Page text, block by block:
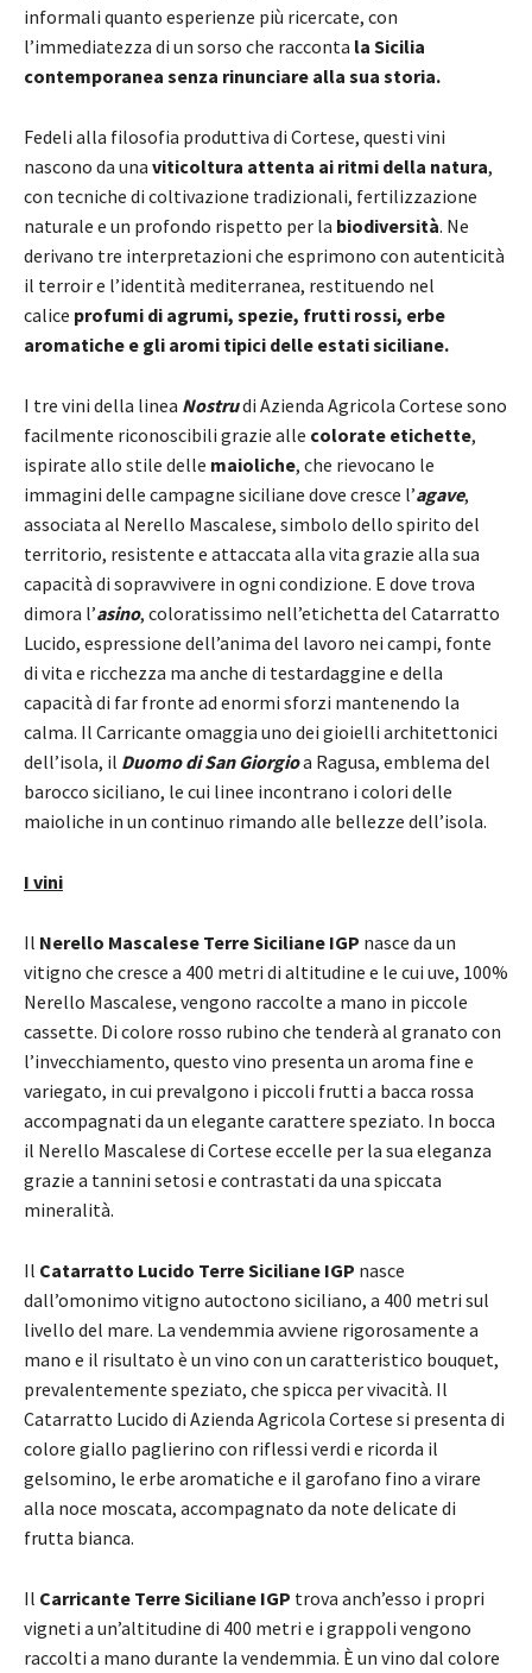
informali quanto esperienze più ricercate, con
l’immediatezza di un sorso che racconta la Sicilia
contemporanea senza rinunciare alla sua storia.
Fedeli alla filosofia produttiva di Cortese, questi vini
nascono da una viticoltura attenta ai ritmi della natura,
con tecniche di coltivazione tradizionali, fertilizzazione
naturale e un profondo rispetto per la biodiversità. Ne
derivano tre interpretazioni che esprimono con autenticità
il terroir e l’identità mediterranea, restituendo nel
calice profumi di agrumi, spezie, frutti rossi, erbe
aromatiche e gli aromi tipici delle estati siciliane.
I tre vini della linea Nostrudi Azienda Agricola Cortese sono
facilmente riconoscibili grazie alle colorate etichette,
ispirate allo stile delle maioliche, che rievocano le
immagini delle campagne siciliane dove cresce l’agave,
associata al Nerello Mascalese, simbolo dello spirito del
territorio, resistente e attaccata alla vita grazie alla sua
capacità di sopravvivere in ogni condizione. E dove trova
dimora l’asino, coloratissimo nell’etichetta del Catarratto
Lucido, espressione dell’anima del lavoro nei campi, fonte
di vita e ricchezza ma anche di testardaggine e della
capacità di far fronte ad enormi sforzi mantenendo la
calma. Il Carricante omaggia uno dei gioielli architettonici
dell’isola, il Duomo di San Giorgioa Ragusa, emblema del
barocco siciliano, le cui linee incontrano i colori delle
maioliche in un continuo rimando alle bellezze dell’isola.
I vini
Il Nerello Mascalese Terre Siciliane IGP nasce da un
vitigno che cresce a 400 metri di altitudine e le cui uve, 100%
Nerello Mascalese, vengono raccolte a mano in piccole
cassette. Di colore rosso rubino che tenderà al granato con
l’invecchiamento, questo vino presenta un aroma fine e
variegato, in cui prevalgono i piccoli frutti a bacca rossa
accompagnati da un elegante carattere speziato. In bocca
il Nerello Mascalese di Cortese eccelle per la sua eleganza
grazie a tannini setosi e contrastati da una spiccata
mineralità.
Il Catarratto Lucido Terre Siciliane IGP nasce
dall’omonimo vitigno autoctono siciliano, a 400 metri sul
livello del mare. La vendemmia avviene rigorosamente a
mano e il risultato è un vino con un caratteristico bouquet,
prevalentemente speziato, che spicca per vivacità. Il
Catarratto Lucido di Azienda Agricola Cortese si presenta di
colore giallo paglierino con riflessi verdi e ricorda il
gelsomino, le erbe aromatiche e il garofano fino a virare
alla noce moscata, accompagnato da note delicate di
frutta bianca.
Il Carricante Terre Siciliane IGP trova anch’esso i propri
vigneti a un’altitudine di 400 metri e i grappoli vengono
raccolti a mano durante la vendemmia. È un vino dal colore